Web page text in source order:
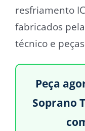
resfriamento
fabricados pela
técnico e
Peça
Soprano